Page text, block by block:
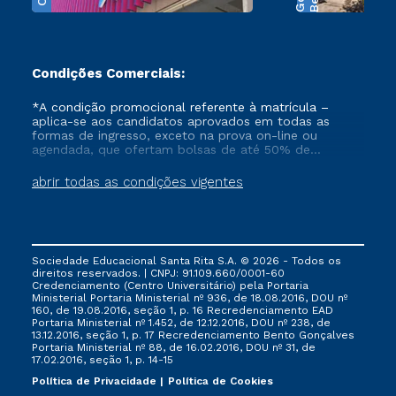
Condições Comerciais:
abrir todas as condições vigentes
*A condição promocional referente à matrícula –
aplica-se aos candidatos aprovados em todas as
formas de ingresso, exceto na prova on-line ou
agendada, que ofertam bolsas de até 50% de
que ainda não tenham efetivado e/ou não tenham
cancelado ou trancado sua matrícula em uma das
FIES, Prouni e outros programas governamentais, e
não se acumula com nenhuma outra campanha
ofertada pela Instituição.
Sociedade Educacional Santa Rita S.A. © 2026 - Todos os
direitos reservados. | CNPJ: 91.109.660/0001-60
Credenciamento (Centro Universitário) pela Portaria
Ministerial Portaria Ministerial nº 936, de 18.08.2016, DOU nº
160, de 19.08.2016, seção 1, p. 16 Recredenciamento EAD
Portaria Ministerial nº 1.452, de 12.12.2016, DOU nº 238, de
13.12.2016, seção 1, p. 17 Recredenciamento Bento Gonçalves
Portaria Ministerial nº 88, de 16.02.2016, DOU nº 31, de
17.02.2016, seção 1, p. 14-15
Política de Privacidade
Política de Cookies